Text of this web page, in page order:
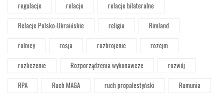
regulacje
relacje
relacje bilateralne
Relacje Polsko-Ukraińskie
religia
Rimland
rolnicy
rosja rozbrojenie
rozejm
rozliczenie
Rozporządzenia wykonawcze
rozwój
RPA
Ruch MAGA ruch propalestyński
Rumunia